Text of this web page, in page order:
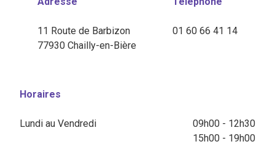
11 Route de Barbizon
77930 Chailly-en-Bière
01 60 66 41 14
Horaires
Lundi au Vendredi
09h00 - 12h30
15h00 - 19h00